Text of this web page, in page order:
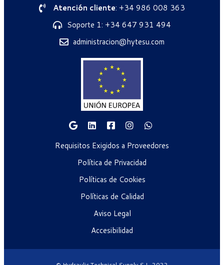
Atención cliente: +34 986 008 363
Soporte 1: +34 647 931 494
administracion@hytesu.com
Requisitos Exigidos a Proveedores
Política de Privacidad
Políticas de Cookies
Políticas de Calidad
Aviso Legal
Accesibilidad